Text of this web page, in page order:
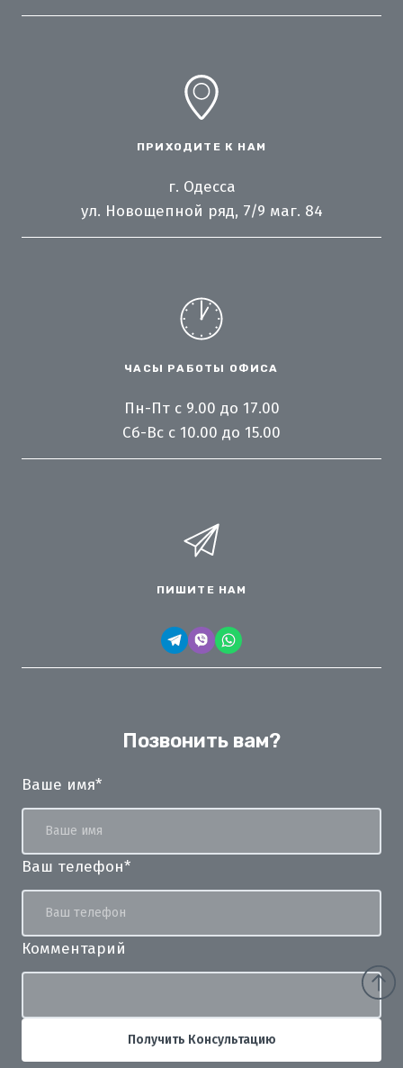
ПРИХОДИТЕ К НАМ
г. Одесса
ул. Новощепной ряд, 7/9 маг. 84
ЧАСЫ РАБОТЫ ОФИСА
Пн-Пт с 9.00 до 17.00
Сб-Вс с 10.00 до 15.00
ПИШИТЕ НАМ
Позвонить вам?
Ваше имя*
Ваш телефон*
Комментарий
Получить Консультацию